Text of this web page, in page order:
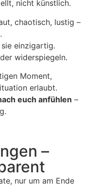
nicht künstlich.
chaotisch, lustig –
einzigartig.
widerspiegeln.
Moment,
erlaubt.
euch anfühlen –
–
nur um am Ende